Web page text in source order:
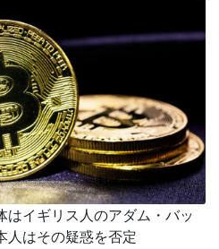
はイギリス人のアダム・バッ
人はその疑惑を否定